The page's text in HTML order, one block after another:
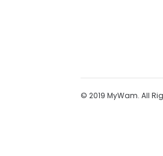
© 2019 MyWam. All